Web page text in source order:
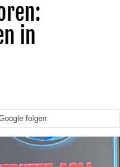
in
folgen